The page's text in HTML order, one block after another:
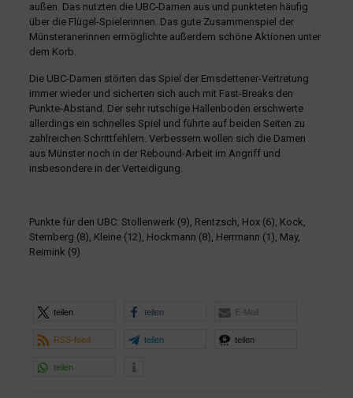
außen. Das nutzten die UBC-Damen aus und punkteten häufig
über die Flügel-Spielerinnen. Das gute Zusammenspiel der
Münsteranerinnen ermöglichte außerdem schöne Aktionen unter
dem Korb.
Die UBC-Damen störten das Spiel der Emsdettener-Vertretung
immer wieder und sicherten sich auch mit Fast-Breaks den
Punkte-Abstand. Der sehr rutschige Hallenboden erschwerte
allerdings ein schnelles Spiel und führte auf beiden Seiten zu
zahlreichen Schrittfehlern. Verbessern wollen sich die Damen
aus Münster noch in der Rebound-Arbeit im Angriff und
insbesondere in der Verteidigung.
Punkte für den UBC: Stollenwerk (9), Rentzsch, Hox (6), Kock,
Sternberg (8), Kleine (12), Hockmann (8), Herrmann (1), May,
Reimink (9)
teilen teilen E-Mail
RSS-feed teilen teilen
teilen